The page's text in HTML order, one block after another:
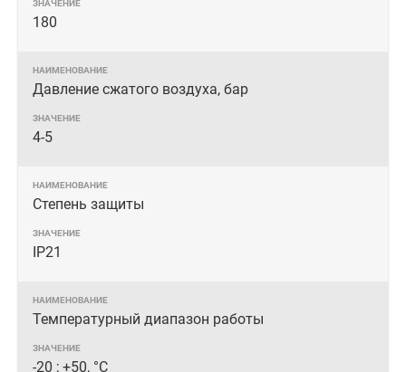
180
Давление сжатого воздуха, бар
4-5
Степень защиты
IP21
Температурный диапазон работы
-20 ; +50, °C